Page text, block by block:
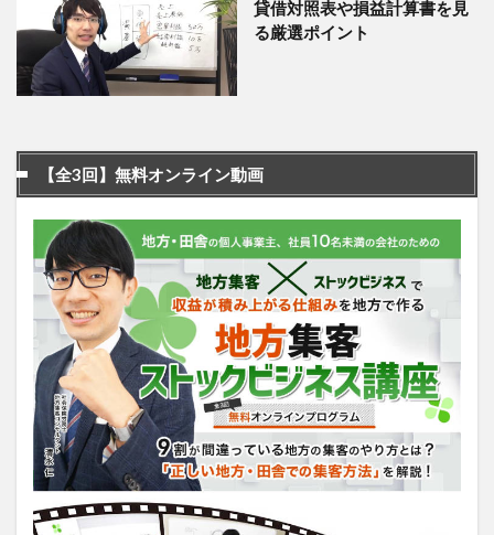
貸借対照表や損益計算書を見
る厳選ポイント
【全3回】無料オンライン動画